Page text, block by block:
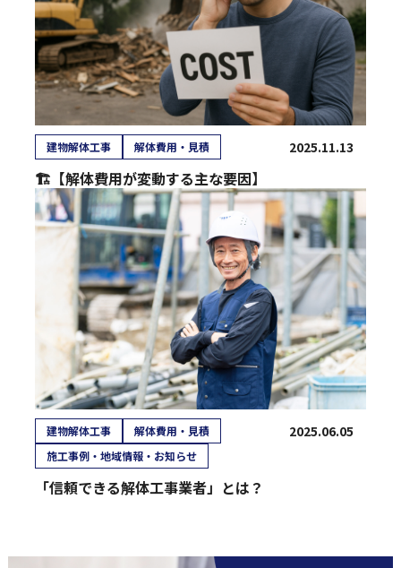
建物解体工事 解体費用・見積 2025.11.13
🏗️【解体費用が変動する主な要因】
建物解体工事
解体費用・見積
施工事例・地域情報・お知らせ
2025.06.05
「信頼できる解体工事業者」とは？